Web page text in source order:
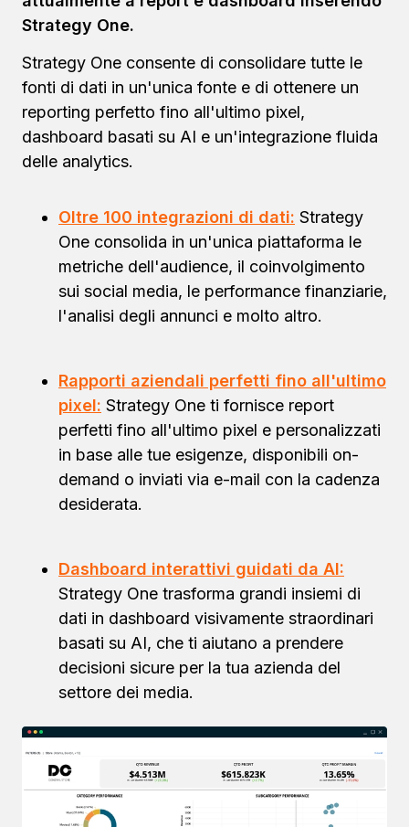
Strategy One.
Strategy One consente di consolidare tutte le
fonti di dati in un'unica fonte e di ottenere un
reporting perfetto fino all'ultimo pixel,
dashboard basati su AI e un'integrazione fluida
delle analytics.
Oltre 100 integrazioni di dati: Strategy
One consolida in un'unica piattaforma le
metriche dell'audience, il coinvolgimento
sui social media, le performance finanziarie,
l'analisi degli annunci e molto altro.
Rapporti aziendali perfetti fino all'ultimo
pixel: Strategy One ti fornisce report
perfetti fino all'ultimo pixel e personalizzati
in base alle tue esigenze, disponibili on-
demand o inviati via e-mail con la cadenza
desiderata.
Dashboard interattivi guidati da AI:
Strategy One trasforma grandi insiemi di
dati in dashboard visivamente straordinari
basati su AI, che ti aiutano a prendere
decisioni sicure per la tua azienda del
settore dei media.